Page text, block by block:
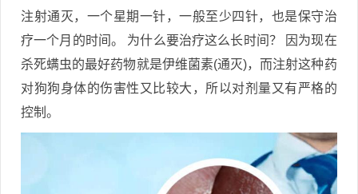
注射通灭，一个星期一针，一般至少四针，也是保守治
疗一个月的时间。 为什么要治疗这么长时间？ 因为现在
杀死螨虫的最好药物就是伊维菌素(通灭)，而注射这种药
对狗狗身体的伤害性又比较大，所以对剂量又有严格的
控制。